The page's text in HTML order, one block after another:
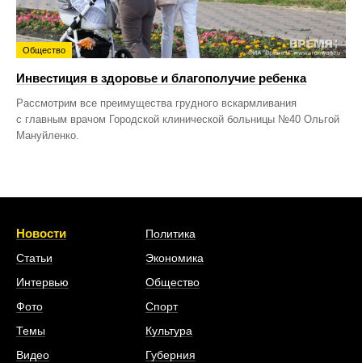
Общество
Инвестиция в здоровье и благополучие ребенка
Рассмотрим все преимущества грудного вскармливания
с главным врачом Городской клинической больницы №40 Ольгой
Мануйленко.
Новости
Статьи
Интервью
Фото
Темы
Видео
Политика
Экономика
Общество
Спорт
Культура
Губерния